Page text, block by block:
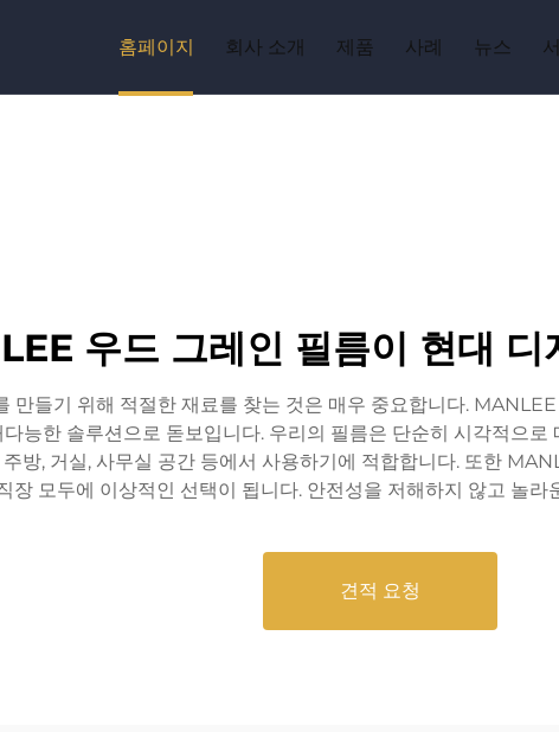
홈페이지 회사 소개 제품 사례 뉴스
우드 그레인 필름이 현대 디
만들기 위해 적절한 재료를 찾는 것은 매우 중요합니다.
능한 솔루션으로 돋보입니다. 우리의 필름은 단순히 시각적으
방, 거실, 사무실 공간 등에서 사용하기에 적합합니다. 또한
장 모두에 이상적인 선택이 됩니다. 안전성을 저해하지 않고 놀
견적 요청